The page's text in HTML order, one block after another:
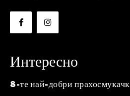
Интересно
8-те най-добри